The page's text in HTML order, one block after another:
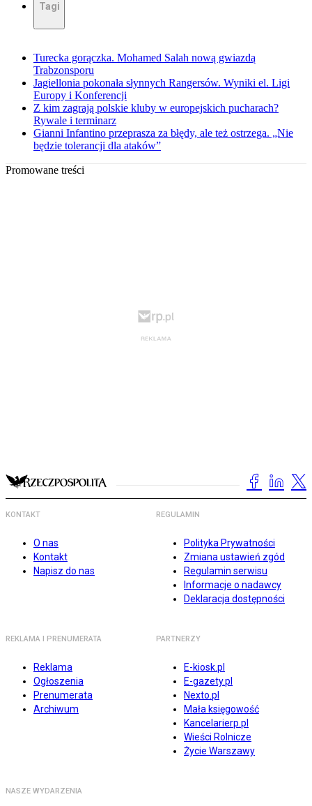
Tagi
Turecka gorączka. Mohamed Salah nową gwiazdą
Trabzonsporu
Jagiellonia pokonała słynnych Rangersów. Wyniki el. Ligi
Europy i Konferencji
Z kim zagrają polskie kluby w europejskich pucharach?
Rywale i terminarz
Gianni Infantino przeprasza za błędy, ale też ostrzega. „Nie
będzie tolerancji dla ataków”
Promowane treści
KONTAKT
O nas
Kontakt
Napisz do nas
REGULAMIN
Polityka Prywatności
Zmiana ustawień zgód
Regulamin serwisu
Informacje o nadawcy
Deklaracja dostępności
REKLAMA I PRENUMERATA
Reklama
Ogłoszenia
Prenumerata
Archiwum
PARTNERZY
E-kiosk.pl
E-gazety.pl
Nexto.pl
Mała księgowość
Kancelarierp.pl
Wieści Rolnicze
Życie Warszawy
NASZE WYDARZENIA